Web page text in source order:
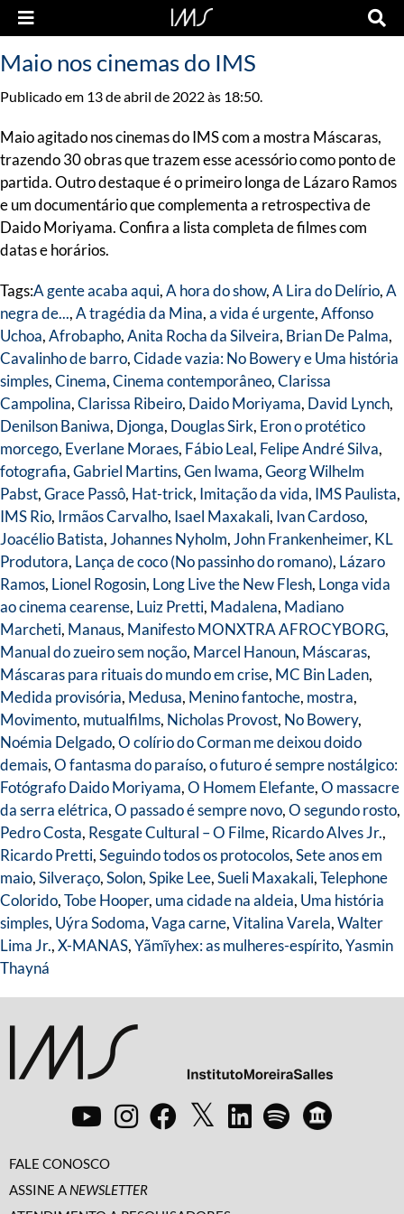
Maio nos cinemas do IMS
Publicado em 13 de abril de 2022 às 18:50.
Maio agitado nos cinemas do IMS com a mostra Máscaras,
trazendo 30 obras que trazem esse acessório como ponto de
partida. Outro destaque é o primeiro longa de Lázaro Ramos
e um documentário que complementa a retrospectiva de
Daido Moriyama. Confira a lista completa de filmes com
datas e horários.
Tags:A gente acaba aqui,A hora do show,A Lira do Delírio,A
negra de...,A tragédia da Mina,a vida é urgente,Affonso
Uchoa,Afrobapho,Anita Rocha da Silveira, Brian De Palma,
Cavalinho de barro,Cidade vazia: No Bowery e Uma história
simples,Cinema,Cinema contemporâneo,Clarissa
Campolina,Clarissa Ribeiro, Daido Moriyama, David Lynch,
Denilson Baniwa, Djonga, Douglas Sirk, Eron o protético
morcego, Everlane Moraes, Fábio Leal, Felipe André Silva,
fotografia,Gabriel Martins,Gen Iwama,Georg Wilhelm
Pabst,Grace Passô, Hat-trick, Imitação da vida, IMS Paulista,
IMS Rio, Irmãos Carvalho, Isael Maxakali, Ivan Cardoso,
Joacélio Batista, Johannes Nyholm, John Frankenheimer, KL
Produtora, Lança de coco (No passinho do romano), Lázaro
Ramos, Lionel Rogosin, Long Live the New Flesh, Longa vida
ao cinema cearense, Luiz Pretti, Madalena, Madiano
Marcheti, Manaus, Manifesto MONXTRA AFROCYBORG,
Manual do zueiro sem noção, Marcel Hanoun, Máscaras,
Máscaras para rituais do mundo em crise, MC Bin Laden,
Medida provisória, Medusa, Menino fantoche, mostra,
Movimento, mutualfilms, Nicholas Provost, No Bowery,
Noémia Delgado,O colírio do Corman me deixou doido
demais,O fantasma do paraíso,o futuro é sempre nostálgico:
Fotógrafo Daido Moriyama,O Homem Elefante,O massacre
da serra elétrica,O passado é sempre novo,O segundo rosto,
Pedro Costa, Resgate Cultural – O Filme, Ricardo Alves Jr.,
Ricardo Pretti,Seguindo todos os protocolos,Sete anos em
maio,Silveraço,Solon,Spike Lee,Sueli Maxakali,Telephone
Colorido,Tobe Hooper, uma cidade na aldeia, Uma história
simples, Uýra Sodoma,Vaga carne,Vitalina Varela,Walter
Lima Jr.,X-MANAS,Yãmĩyhex: as mulheres-espírito,Yasmin
Thayná
FALE CONOSCO
ASSINE A NEWSLETTER